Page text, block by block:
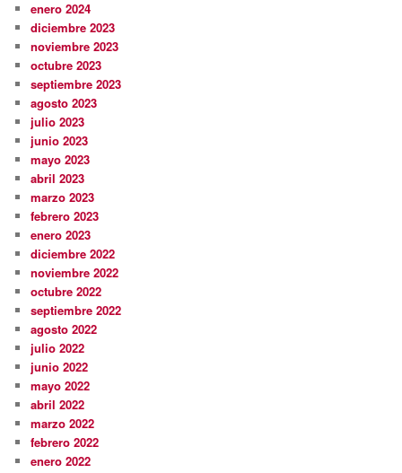
enero 2024
diciembre 2023
noviembre 2023
octubre 2023
septiembre 2023
agosto 2023
julio 2023
junio 2023
mayo 2023
abril 2023
marzo 2023
febrero 2023
enero 2023
diciembre 2022
noviembre 2022
octubre 2022
septiembre 2022
agosto 2022
julio 2022
junio 2022
mayo 2022
abril 2022
marzo 2022
febrero 2022
enero 2022